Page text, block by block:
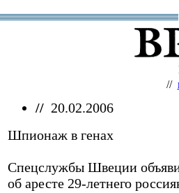
//
// 20.02.2006
Шпионаж в генах
Спецслужбы Швеции
об аресте 29-летнего